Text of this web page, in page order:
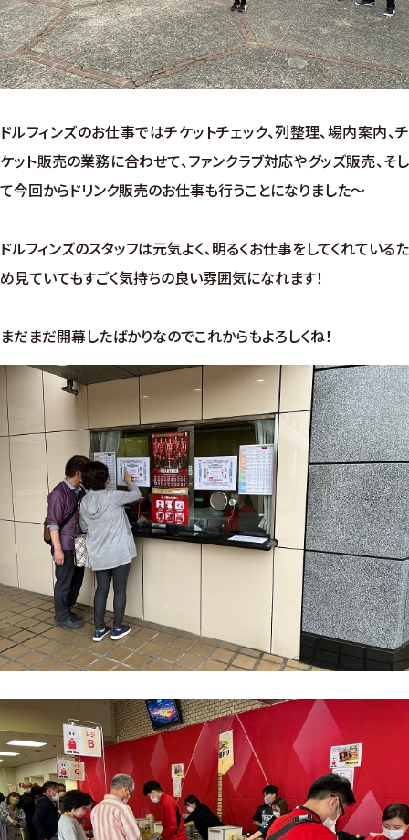
ドルフィンズのお仕事ではチケットチェック、列整理、場内案内、チ
ケット販売の業務に合わせて、ファンクラブ対応やグッズ販売、そし
て今回からドリンク販売のお仕事も行うことになりました～
ドルフィンズのスタッフは元気よく、明るくお仕事をしてくれているた
め見ていてもすごく気持ちの良い雰囲気になれます！
まだまだ開幕したばかりなのでこれからもよろしくね！